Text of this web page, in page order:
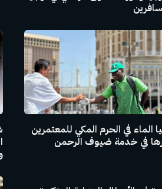
الماء في الحرم المكي للمعتمرين
في خدمة ضيوف الرحمن